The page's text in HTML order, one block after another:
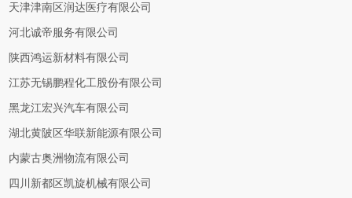
天津津南区润达医疗有限公司
河北诚帝服务有限公司
陕西鸿运新材料有限公司
江苏无锡鹏程化工股份有限公司
黑龙江宏兴汽车有限公司
湖北黄陂区华联新能源有限公司
内蒙古奥洲物流有限公司
四川新都区凯旋机械有限公司